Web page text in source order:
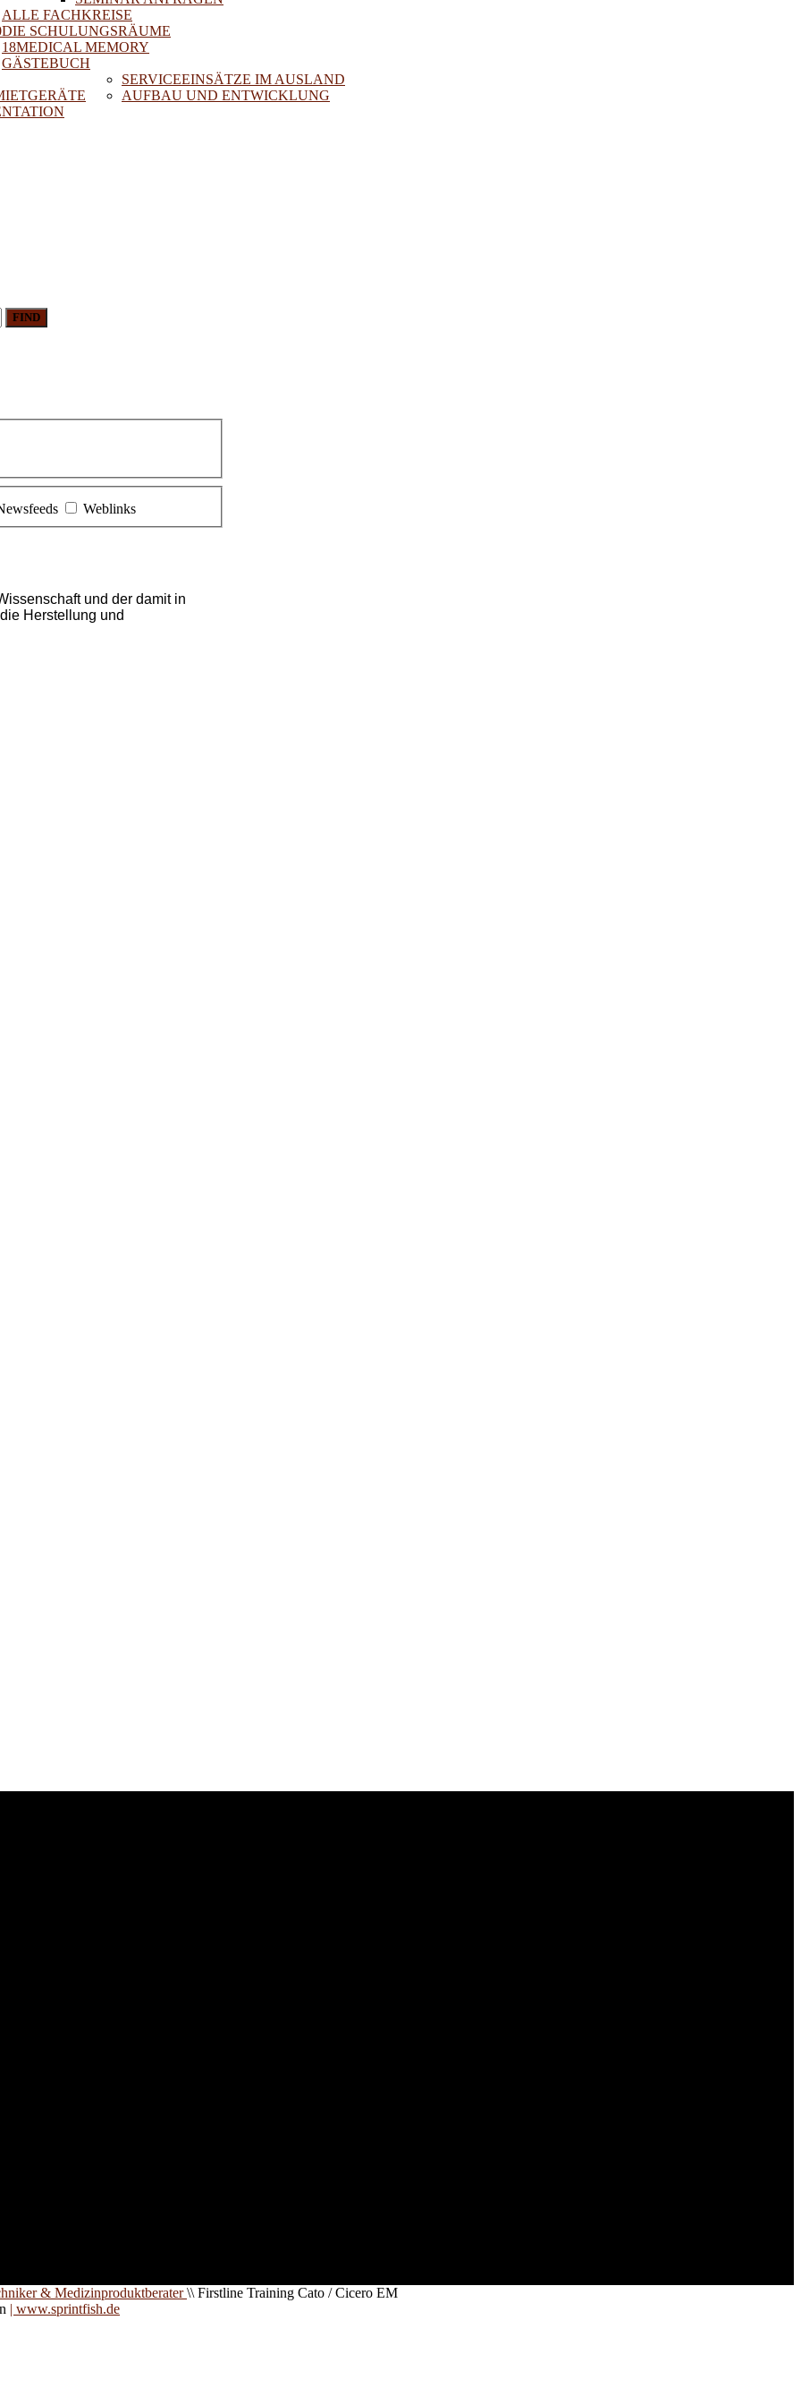
ALLE FACHKREISE
DIE SCHULUNGSRÄUME
18MEDICAL MEMORY
GÄSTEBUCH
SERVICEEINSÄTZE IM AUSLAND
AUFBAU UND ENTWICKLUNG
FIND
Weblinks
und der damit in
Herstellung und
& Medizinproduktberater\\ Firstline Training Cato / Cicero EM
| www.sprintfish.de